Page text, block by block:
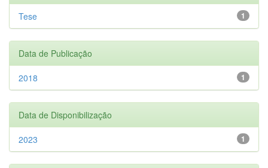
1
Tese
Data de Publicação
1
2018
Data de Disponibilização
1
2023